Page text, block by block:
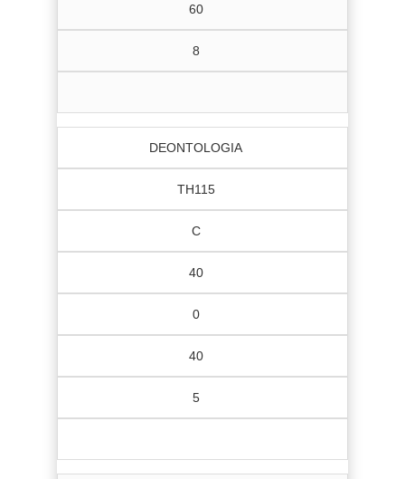
60
8
DEONTOLOGIA
TH115
C
40
0
40
5